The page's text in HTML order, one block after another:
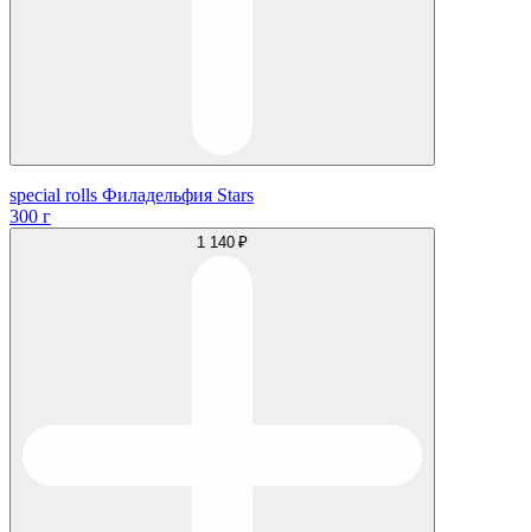
special rolls Филадельфия Stars
300 г
1 140 ₽